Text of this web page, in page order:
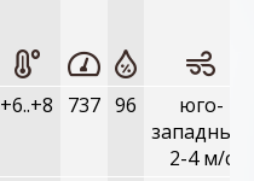
+6..+8 737 96
юго-
западный,
2-4 м/с